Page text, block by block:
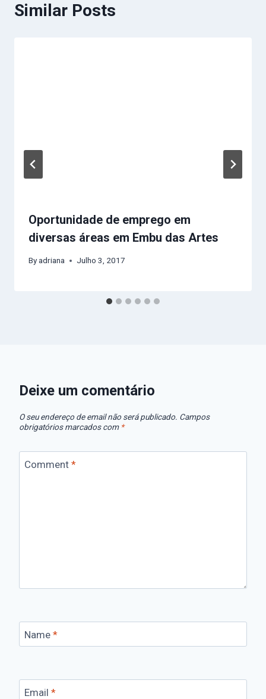
Similar Posts
Oportunidade de emprego em
diversas áreas em Embu das Artes
Byadriana Julho 3, 2017
Deixe um comentário
O seu endereço de email não será publicado. Campos
obrigatórios marcados com *
Comment *
Name *
Email *